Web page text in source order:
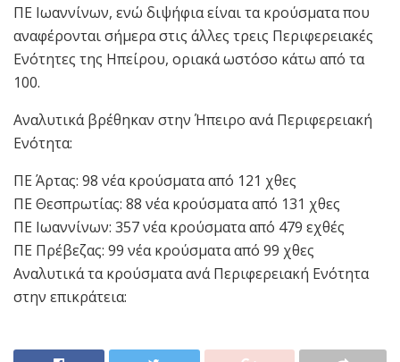
ΠΕ Ιωαννίνων, ενώ διψήφια είναι τα κρούσματα που
αναφέρονται σήμερα στις άλλες τρεις Περιφερειακές
Ενότητες της Ηπείρου, οριακά ωστόσο κάτω από τα
100.
Αναλυτικά βρέθηκαν στην Ήπειρο ανά Περιφερειακή
Ενότητα:
ΠΕ Άρτας: 98 νέα κρούσματα από 121 χθες
ΠΕ Θεσπρωτίας: 88 νέα κρούσματα από 131 χθες
ΠΕ Ιωαννίνων: 357 νέα κρούσματα από 479 εχθές
ΠΕ Πρέβεζας: 99 νέα κρούσματα από 99 χθες
Αναλυτικά τα κρούσματα ανά Περιφερειακή Ενότητα
στην επικράτεια: